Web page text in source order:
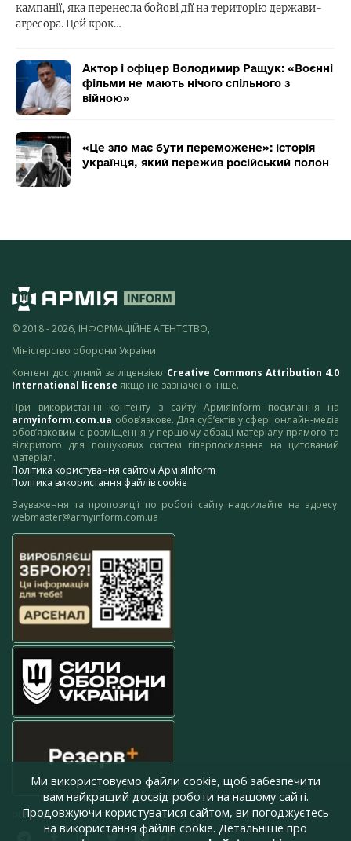
кампанії, яка перенесла бойові дії на територію держави-
агресора. Цей крок…
Актор і офіцер Володимир Ращук: «Воєнні
фільми не мають нічого спільного з
війною»
«Це зло має бути переможене»: історія
українця, який пережив російський полон
© 2018 - 2026, ІНФОРМАЦІЙНЕ АГЕНТСТВО,
Міністерство оборони України
Контент доступний за ліцензією Creative Commons Attribution 4.0
International license якщо не зазначено інше.
При використанні контенту з сайту АрміяInform посилання на
armyinform.com.ua обов’язкове. Для суб’єктів у сфері онлайн-медіа
обов’язковим є розміщення у першому абзаці матеріалу прямого та
відкритого для пошукових систем гіперпосилання на цитований
матеріал.
Політика користування сайтом АрміяInform
Політика використання файлів cookie
Зауваження та пропозиції по роботі сайту надсилайте на адресу:
webmaster@armyinform.com.ua
press@armyinform.com.ua
Ми використовуємо файли cookie, щоб забезпечити
вам найкращий досвід роботи на нашому сайті.
Продовжуючи користуватися сайтом, ви погоджуєтесь
на використання файлів cookie. Детальніше про